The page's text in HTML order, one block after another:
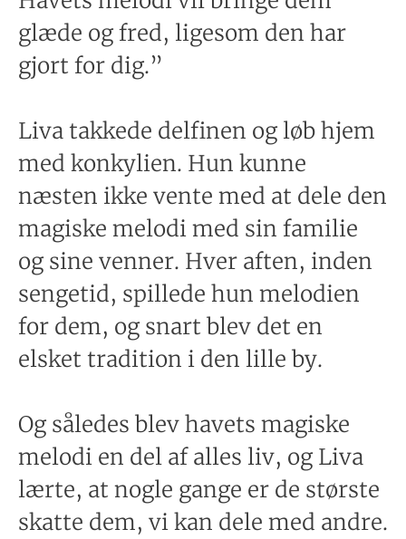
glæde og fred, ligesom den har
gjort for dig.”
Liva takkede delfinen og løb hjem
med konkylien. Hun kunne
næsten ikke vente med at dele den
magiske melodi med sin familie
og sine venner. Hver aften, inden
sengetid, spillede hun melodien
for dem, og snart blev det en
elsket tradition i den lille by.
Og således blev havets magiske
melodi en del af alles liv, og Liva
lærte, at nogle gange er de største
skatte dem, vi kan dele med andre.